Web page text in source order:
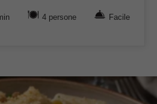
4 persone Facile